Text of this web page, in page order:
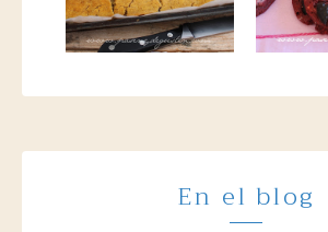
En el blog